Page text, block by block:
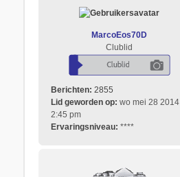
MarcoEos70D
Clublid
Berichten: 2855
Lid geworden op: wo mei 28 2014
2:45 pm
Ervaringsniveau: ****